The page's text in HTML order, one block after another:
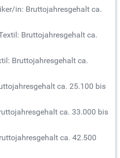
in: Bruttojahresgehalt ca.
Bruttojahresgehalt ca.
Bruttojahresgehalt ca.
ca. 25.100 bis
ca. 33.000 bis
ca. 42.500